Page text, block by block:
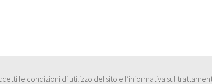
le condizioni di utilizzo del sito e l’informativa sul